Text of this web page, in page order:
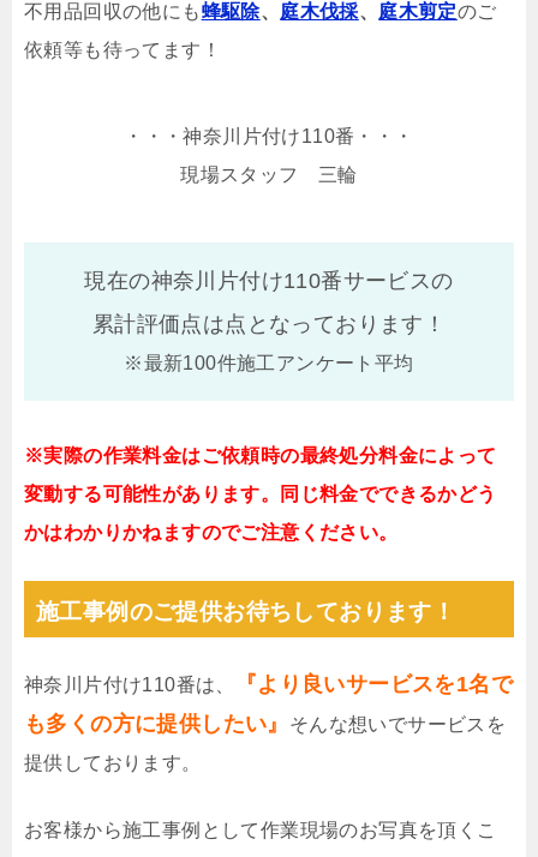
不用品回収の他にも蜂駆除、 庭木伐採、 庭木剪定のご
依頼等も待ってます！
・・・神奈川片付け110番・・・
現場スタッフ 三輪
現在の神奈川片付け110番サービスの
累計評価点は点となっております！
※最新100件施工アンケート平均
※実際の作業料金はご依頼時の最終処分料金によって
変動する可能性があります。同じ料金でできるかどう
かはわかりかねますのでご注意ください。
施工事例のご提供お待ちしております！
神奈川片付け110番は、
『より良いサービスを1名で
も多くの方に提供したい』
そんな想いでサービスを
提供しております。
お客様から施工事例として作業現場のお写真を頂くこ